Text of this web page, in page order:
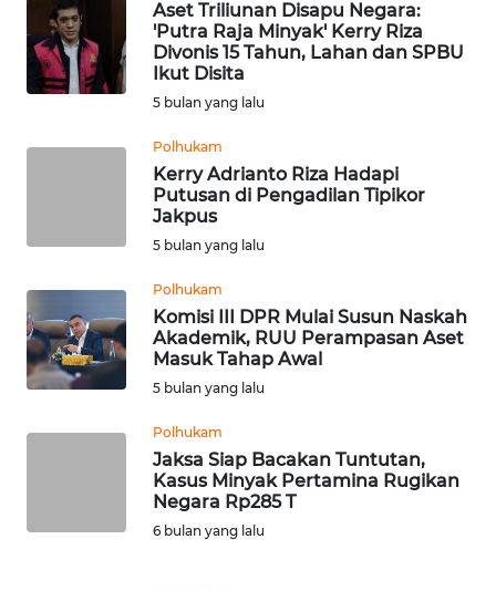
Aset Triliunan Disapu Negara:
'Putra Raja Minyak' Kerry Riza
Divonis 15 Tahun, Lahan dan SPBU
Ikut Disita
5 bulan yang lalu
Polhukam
Kerry Adrianto Riza Hadapi
Putusan di Pengadilan Tipikor
Jakpus
5 bulan yang lalu
Polhukam
Komisi III DPR Mulai Susun Naskah
Akademik, RUU Perampasan Aset
Masuk Tahap Awal
5 bulan yang lalu
Polhukam
Jaksa Siap Bacakan Tuntutan,
Kasus Minyak Pertamina Rugikan
Negara Rp285 T
6 bulan yang lalu
WN
BALI
WN
WN
KALSEL
SULSEL